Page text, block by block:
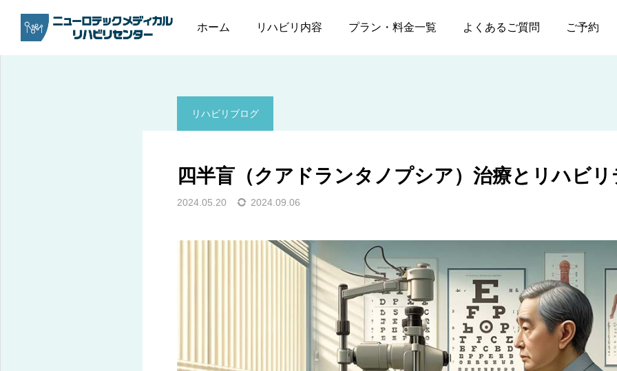
ホーム リハビリ内容 プラン・料金一覧 よくあるご質問 ご予約
リハビリブログ 四半盲（クアドランタノプシア）治療とリハビリテーション
リハビリブログ
四半盲（クアドランタノプシア）治療とリハビ
2024.05.20 2024.09.06